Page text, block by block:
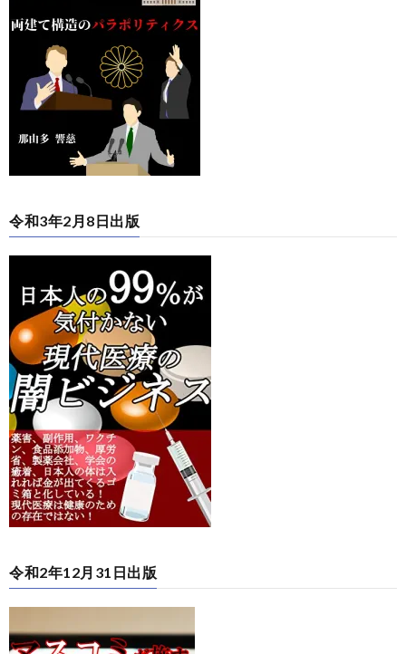
令和3年2月8日出版
令和2年12月31日出版